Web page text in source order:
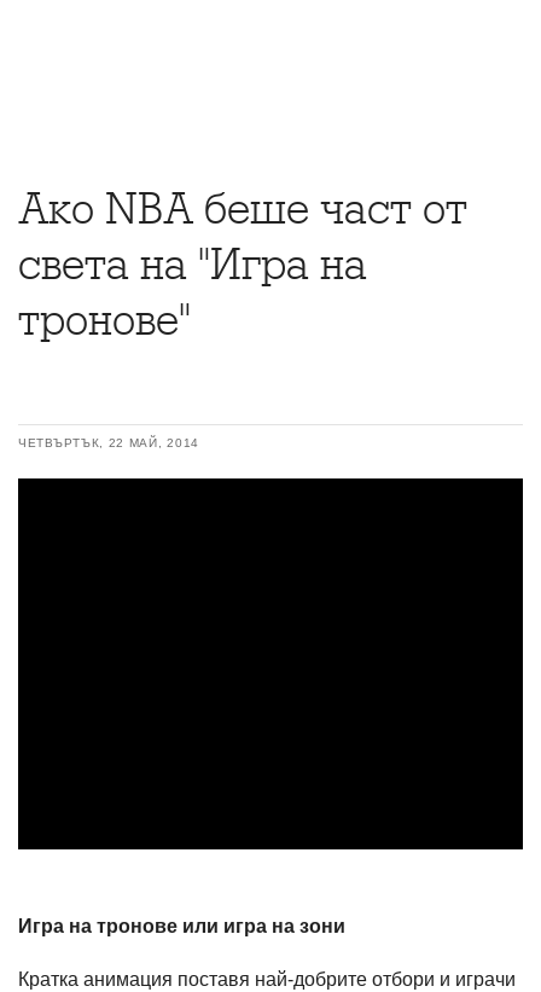
Ако NBA беше част от
света на "Игра на
тронове"
ЧЕТВЪРТЪК, 22 МАЙ, 2014
Игра на тронове или игра на зони
Кратка анимация поставя най-добрите отбори и играчи